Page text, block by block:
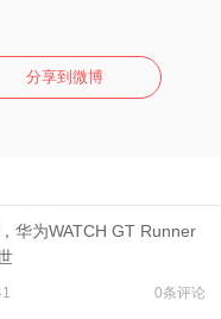
分享到微博
华为WATCH GT Runner
0条评论